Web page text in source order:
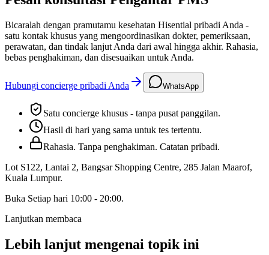
Bicaralah dengan pramutamu kesehatan Hisential pribadi Anda -
satu kontak khusus yang mengoordinasikan dokter, pemeriksaan,
perawatan, dan tindak lanjut Anda dari awal hingga akhir. Rahasia,
bebas penghakiman, dan disesuaikan untuk Anda.
Hubungi concierge pribadi Anda WhatsApp
Satu concierge khusus - tanpa pusat panggilan.
Hasil di hari yang sama untuk tes tertentu.
Rahasia. Tanpa penghakiman. Catatan pribadi.
Lot S122, Lantai 2, Bangsar Shopping Centre, 285 Jalan Maarof,
Kuala Lumpur.
Buka Setiap hari 10:00 - 20:00.
Lanjutkan membaca
Lebih lanjut mengenai topik ini